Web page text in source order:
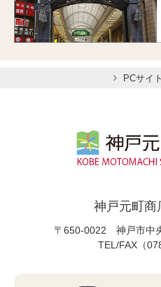
PCサイ
神戸元町商
〒650-0022 神戸市中
TEL/FAX（